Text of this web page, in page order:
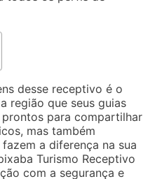
desse receptivo é o
região que seus guias
para compartilhar
mas também
a diferença na sua
Turismo Receptivo
com a segurança e